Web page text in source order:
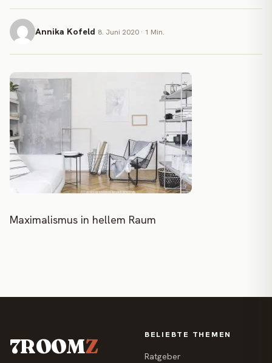
Annika Kofeld 8. Juni 2020 · 1 Min.
Maximalismus in hellem Raum
7ROOMZ BELIEBTE THEMEN
Ratgeber